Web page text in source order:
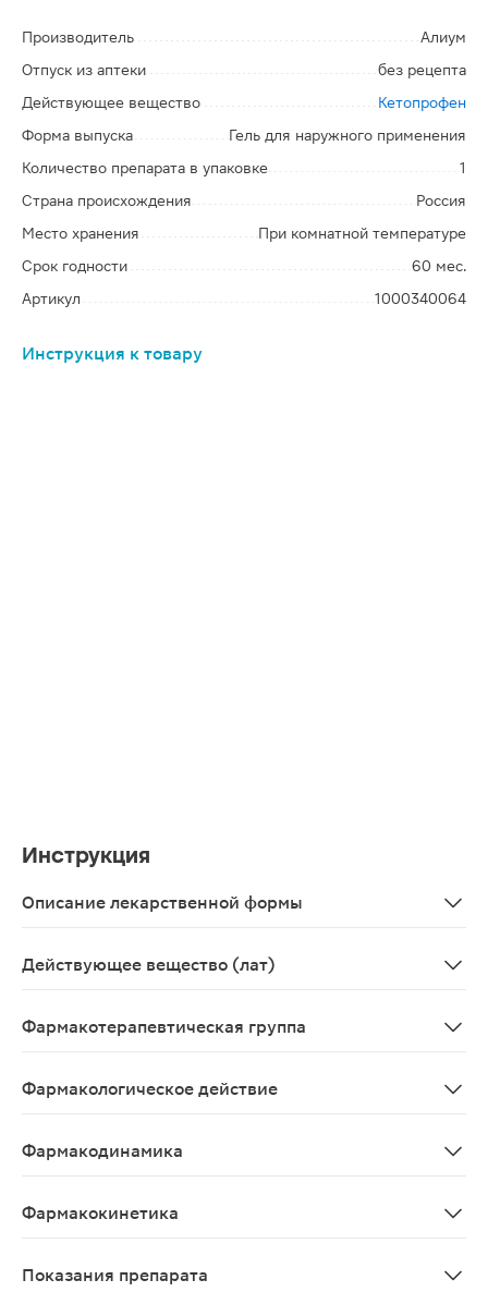
Производитель
Алиум
Отпуск из аптеки
без рецепта
Действующее вещество
Кетопрофен
Форма выпуска
Гель для наружного применения
Количество препарата в упаковке
1
Страна происхождения
Россия
Место хранения
При комнатной температуре
Срок годности
60 мес.
Артикул
1000340064
Инструкция к товару
Инструкция
Описание лекарственной формы
Действующее вещество (лат)
Фармакотерапевтическая группа
Фармакологическое действие
Фармакодинамика
Фармакокинетика
Показания препарата